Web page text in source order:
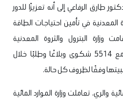
طارق الرفاعي إلى أنه تعزيزًا للدور
المعدنية في تأمين احتياجات الطاقة
وزارة البترول والثروة المعدنية
وشركاتها التابعة بالتعامل مع 5514 شكوى وبلاغًا وطلبًا خلال
وفقًا لظروف كل حالة.
والري، تعاملت وزارة الموارد المائية